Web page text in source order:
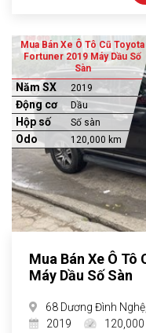
Mua Bán Xe Ô Tô Cũ Toyota
Fortuner 2019 Máy Dầu Số
Sàn
Năm SX 2019
Động cơ Dầu
Hộp số Số sàn
Odo 120,000 km
Mua Bán Xe Ô
Máy Dầu Số Sàn
68 Dương Đình
2019